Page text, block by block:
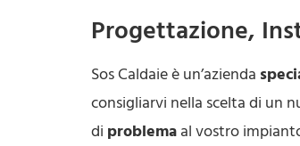
Progettazione,
Sos Caldaie è un’azienda
consigliarvi nella scelta di un
di problema al vostro